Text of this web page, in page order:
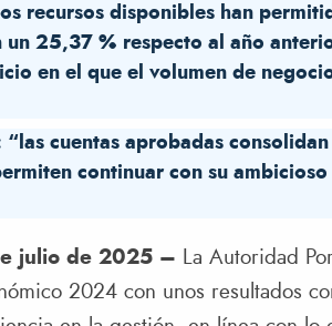
recursos disponibles han
un 25,37 % respecto al año
en el que el volumen de
“las cuentas aprobadas
continuar con su
julio de 2025 – La Autoridad
2024 con unos resultados